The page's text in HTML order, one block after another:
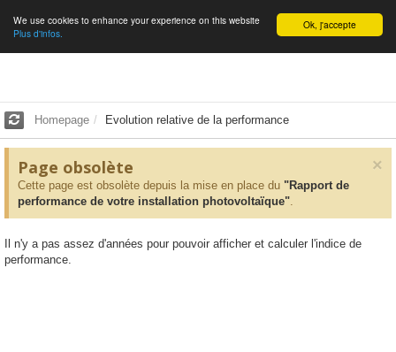
English Ok, j'accepte
We use cookies to enhance your experience on this website
Plus d'infos.
Homepage Evolution relative de la performance
×
Page obsolète
Cette page est obsolète depuis la mise en place du "Rapport de
performance de votre installation photovoltaïque".
Il n'y a pas assez d'années pour pouvoir afficher et calculer l'indice de
performance.